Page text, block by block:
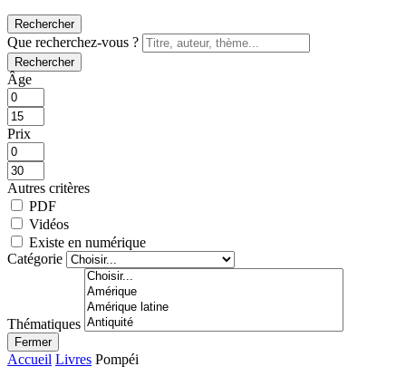
Rechercher
Que recherchez-vous ?
Rechercher
Âge
Prix
Autres critères
PDF
Vidéos
Existe en numérique
Catégorie
Thématiques
Fermer
Accueil Livres Pompéi